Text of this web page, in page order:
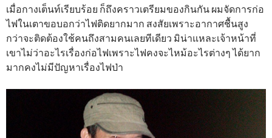
เมื่อกางเต็นท์เรียบร้อย ก็ถึงคราวเตรียมของกินกัน ผมจัดการก่อ
ไฟในเตาขอบอกว่าไฟติดยากมาก สงสัยเพราะอากาศชื้นสูง
กว่าจะติดต้องใช้คนถึงสามคนเลยทีเดียว มิน่าแหละเจ้าหน้าที่
เขาไม่ว่าอะไรเรื่องก่อไฟเพราะไฟคงจะไหม้อะไรต่างๆ ได้ยาก
มากคงไม่มีปัญหาเรื่องไฟป่า